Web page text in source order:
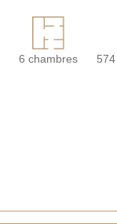
6 chambres